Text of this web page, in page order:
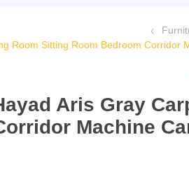
Room Sitting Room Bedroom Corridor
Aris Gray
Machine